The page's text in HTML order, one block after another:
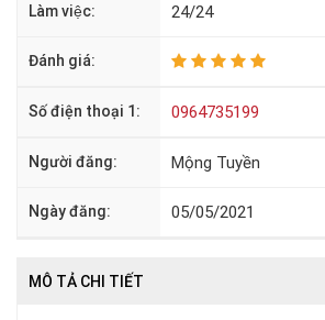
Làm việc: 24/24
Đánh giá:
Số điện thoại 1: 0964735199
Người đăng: Mộng Tuyền
Ngày đăng: 05/05/2021
MÔ TẢ CHI TIẾT